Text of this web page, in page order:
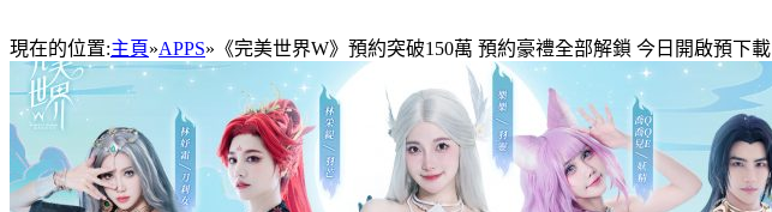
現在的位置:主頁»APPS» 《完美世界W》預約突破150萬 預約豪禮全部解鎖 今日開啟預下載